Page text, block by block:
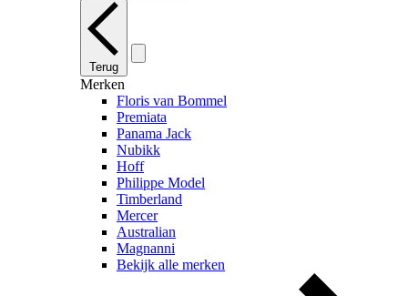
Terug
Merken
Floris van Bommel
Premiata
Panama Jack
Nubikk
Hoff
Philippe Model
Timberland
Mercer
Australian
Magnanni
Bekijk alle merken